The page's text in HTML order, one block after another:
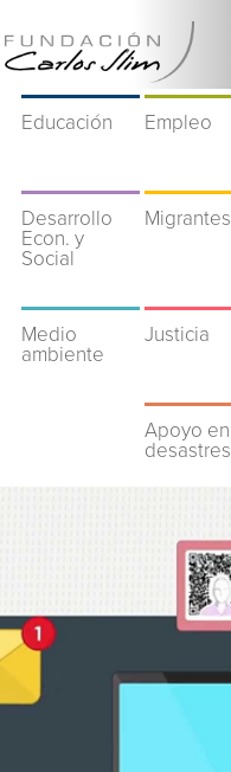
Educación Empleo
Desarrollo
Econ. y
Social
Migrantes
Medio
ambiente
Justicia
Apoyo en
desastres